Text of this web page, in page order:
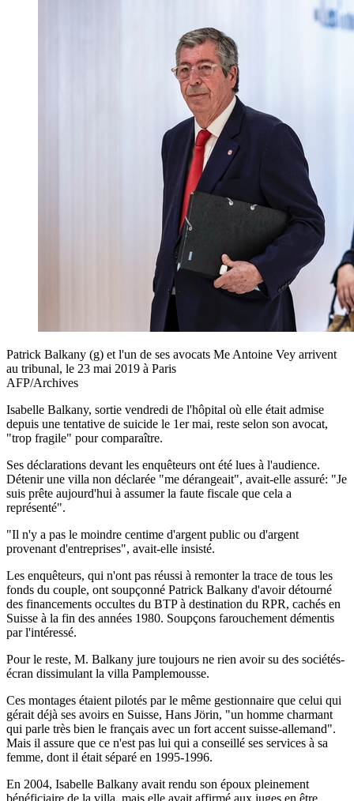
Patrick Balkany (g) et l'un de ses avocats Me Antoine Vey arrivent
au tribunal, le 23 mai 2019 à Paris
AFP/Archives
Isabelle Balkany, sortie vendredi de l'hôpital où elle était admise
depuis une tentative de suicide le 1er mai, reste selon son avocat,
"trop fragile" pour comparaître.
Ses déclarations devant les enquêteurs ont été lues à l'audience.
Détenir une villa non déclarée "me dérangeait", avait-elle assuré: "Je
suis prête aujourd'hui à assumer la faute fiscale que cela a
représenté".
"Il n'y a pas le moindre centime d'argent public ou d'argent
provenant d'entreprises", avait-elle insisté.
Les enquêteurs, qui n'ont pas réussi à remonter la trace de tous les
fonds du couple, ont soupçonné Patrick Balkany d'avoir détourné
des financements occultes du BTP à destination du RPR, cachés en
Suisse à la fin des années 1980. Soupçons farouchement démentis
par l'intéressé.
Pour le reste, M. Balkany jure toujours ne rien avoir su des sociétés-
écran dissimulant la villa Pamplemousse.
Ces montages étaient pilotés par le même gestionnaire que celui qui
gérait déjà ses avoirs en Suisse, Hans Jörin, "un homme charmant
qui parle très bien le français avec un fort accent suisse-allemand".
Mais il assure que ce n'est pas lui qui a conseillé ses services à sa
femme, dont il était séparé en 1995-1996.
En 2004, Isabelle Balkany avait rendu son époux pleinement
bénéficiaire de la villa, mais elle avait affirmé aux juges en être